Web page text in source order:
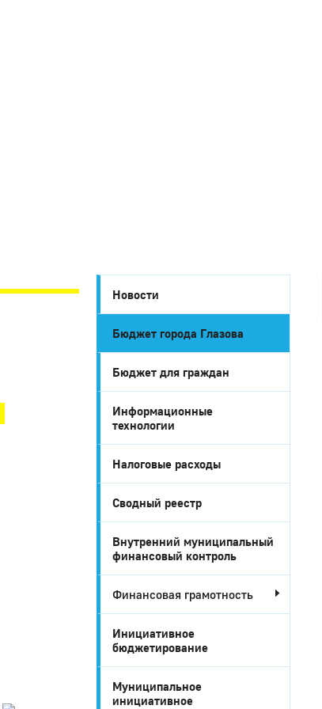
Новости
Бюджет города Глазова
Бюджет для граждан
Информационные
технологии
Налоговые расходы
Сводный реестр
Внутренний муниципальный
финансовый контроль
Финансовая грамотность
Инициативное
бюджетирование
Муниципальное
инициативное